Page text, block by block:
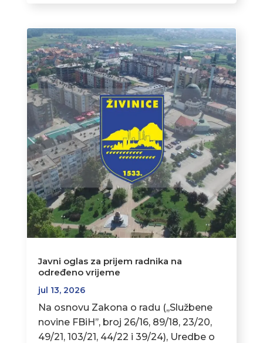
Javni oglas za prijem radnika na
određeno vrijeme
jul 13, 2026
Na osnovu Zakona o radu (,,Službene
novine FBiH’’, broj 26/16, 89/18, 23/20,
49/21, 103/21, 44/22 i 39/24), Uredbe o